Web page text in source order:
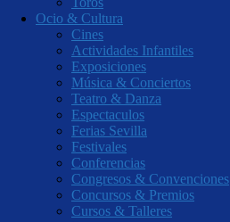
Ocio & Cultura
Cines
Actividades Infantiles
Exposiciones
Música & Conciertos
Teatro & Danza
Espectaculos
Ferias Sevilla
Festivales
Conferencias
Congresos & Convenciones
Concursos & Premios
Cursos & Talleres